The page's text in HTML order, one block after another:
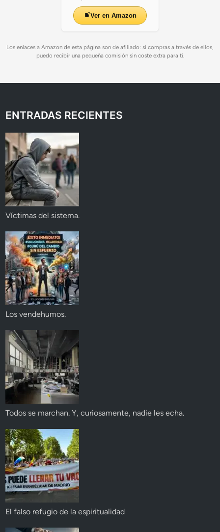
Ver en Amazon
Los enlaces a Amazon de esta página son de afiliado: si compras a través de ellos,
puedo recibir una pequeña comisión sin coste extra para ti.
ENTRADAS RECIENTES
Víctimas del sistema.
Los vendehumos.
Todos se marchan. Y, curiosamente, nadie les echa.
El falso refugio de la espiritualidad